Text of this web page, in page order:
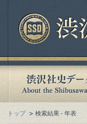
トップ 検索結果 - 年表